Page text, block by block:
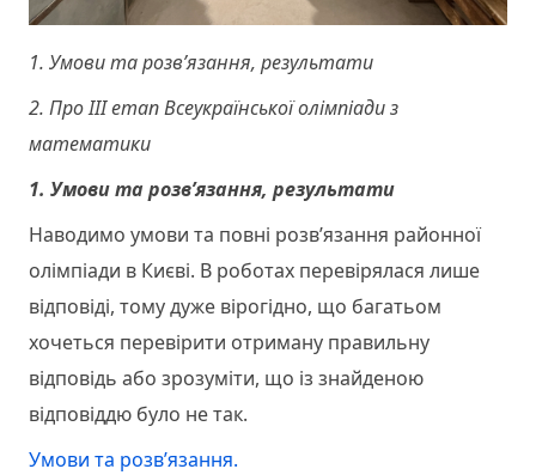
1. Умови та розв’язання, результати
2. Про ІІІ етап Всеукраїнської олімпіади з
математики
1. Умови та розв’язання, результати
Наводимо умови та повні розв’язання районної
олімпіади в Києві. В роботах перевірялася лише
відповіді, тому дуже вірогідно, що багатьом
хочеться перевірити отриману правильну
відповідь або зрозуміти, що із знайденою
відповіддю було не так.
Умови та розв’язання.